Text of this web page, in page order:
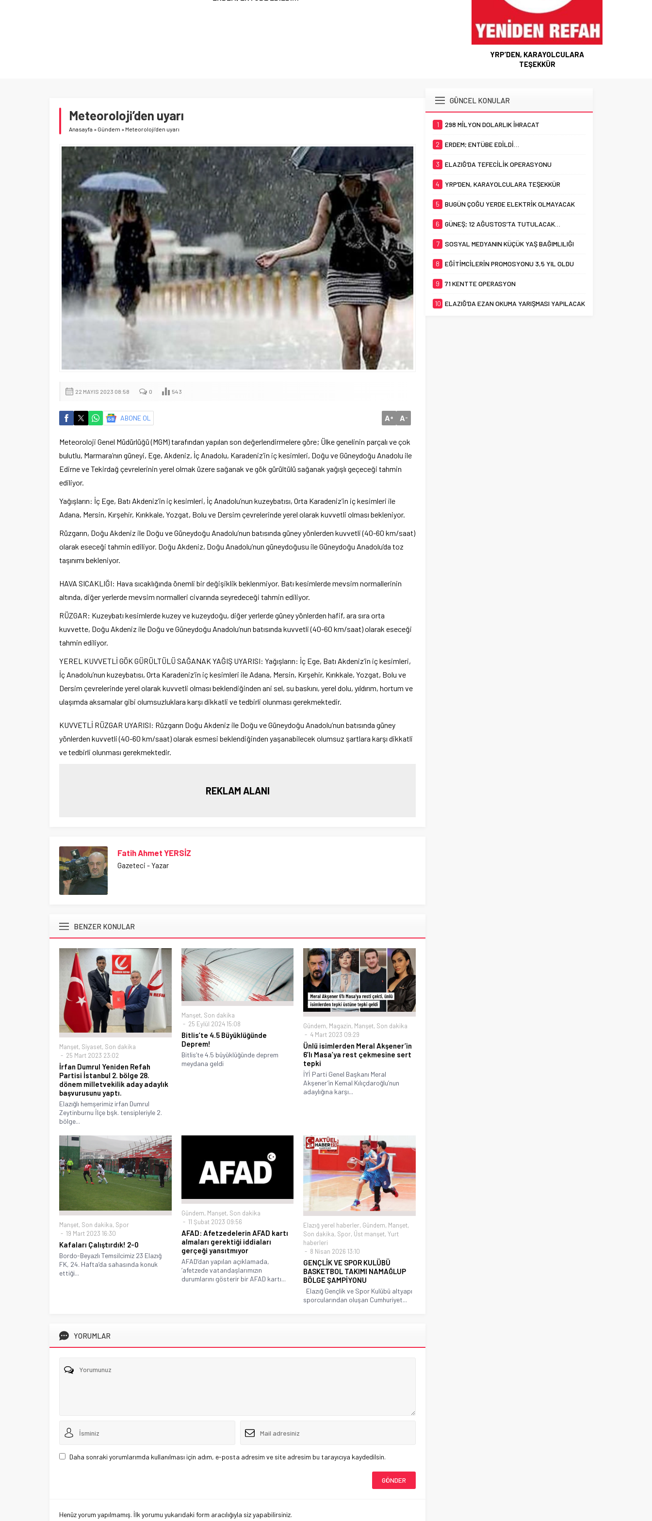
YRP’DEN, KARAYOLCULARA
TEŞEKKÜR
Meteoroloji’den uyarı
Anasayfa » Gündem » Meteoroloji’den uyarı
22 MAYIS 2023 08:58 0 543
ABONE OL A+ A-
Meteoroloji Genel Müdürlüğü (MGM) tarafından yapılan son değerlendirmelere göre; Ülke genelinin parçalı ve çok
bulutlu, Marmara’nın güneyi, Ege, Akdeniz, İç Anadolu, Karadeniz’in iç kesimleri, Doğu ve Güneydoğu Anadolu ile
Edirne ve Tekirdağ çevrelerinin yerel olmak üzere sağanak ve gök gürültülü sağanak yağışlı geçeceği tahmin
ediliyor.
Yağışların: İç Ege, Batı Akdeniz’in iç kesimleri, İç Anadolu’nun kuzeybatısı, Orta Karadeniz’in iç kesimleri ile
Adana, Mersin, Kırşehir, Kırıkkale, Yozgat, Bolu ve Dersim çevrelerinde yerel olarak kuvvetli olması bekleniyor.
Rüzgarın, Doğu Akdeniz ile Doğu ve Güneydoğu Anadolu’nun batısında güney yönlerden kuvvetli (40-60 km/saat)
olarak eseceği tahmin ediliyor. Doğu Akdeniz, Doğu Anadolu’nun güneydoğusu ile Güneydoğu Anadolu’da toz
taşınımı bekleniyor.
HAVA SICAKLIĞI: Hava sıcaklığında önemli bir değişiklik beklenmiyor. Batı kesimlerde mevsim normallerinin
altında, diğer yerlerde mevsim normalleri civarında seyredeceği tahmin ediliyor.
RÜZGAR: Kuzeybatı kesimlerde kuzey ve kuzeydoğu, diğer yerlerde güney yönlerden hafif, ara sıra orta
kuvvette, Doğu Akdeniz ile Doğu ve Güneydoğu Anadolu’nun batısında kuvvetli (40-60 km/saat) olarak eseceği
tahmin ediliyor.
YEREL KUVVETLİ GÖK GÜRÜLTÜLÜ SAĞANAK YAĞIŞ UYARISI: Yağışların: İç Ege, Batı Akdeniz’in iç kesimleri,
İç Anadolu’nun kuzeybatısı, Orta Karadeniz’in iç kesimleri ile Adana, Mersin, Kırşehir, Kırıkkale, Yozgat, Bolu ve
Dersim çevrelerinde yerel olarak kuvvetli olması beklendiğinden ani sel, su baskını, yerel dolu, yıldırım, hortum ve
ulaşımda aksamalar gibi olumsuzluklara karşı dikkatli ve tedbirli olunması gerekmektedir.
KUVVETLİ RÜZGAR UYARISI: Rüzgarın Doğu Akdeniz ile Doğu ve Güneydoğu Anadolu’nun batısında güney
yönlerden kuvvetli (40-60 km/saat) olarak esmesi beklendiğinden yaşanabilecek olumsuz şartlara karşı dikkatli
ve tedbirli olunması gerekmektedir.
REKLAM ALANI
Fatih Ahmet YERSİZ
Gazeteci - Yazar
BENZER KONULAR
Manşet, Siyaset, Son dakika
25 Mart 2023 23:02
İrfan Dumrul Yeniden Refah
Partisi İstanbul 2. bölge 28.
dönem milletvekilik aday adaylık
başvurusunu yaptı.
Elazığlı hemşerimiz irfan Dumrul
Zeytinburnu İlçe bşk. tensipleriyle 2.
bölge...
Manşet, Son dakika
25 Eylül 2024 15:08
Bitlis’te 4.5 Büyüklüğünde
Deprem!
Bitlis’te 4.5 büyüklüğünde deprem
meydana geldi
Gündem, Magazin, Manşet, Son dakika
4 Mart 2023 09:29
Ünlü isimlerden Meral Akşener’in
6’lı Masa’ya rest çekmesine sert
tepki
İYİ Parti Genel Başkanı Meral
Akşener’in Kemal Kılıçdaroğlu’nun
adaylığına karşı...
Manşet, Son dakika, Spor
19 Mart 2023 16:30
Kafaları Çalıştırdık! 2-0
Bordo-Beyazlı Temsilcimiz 23 Elazığ
FK, 24. Hafta’da sahasında konuk
ettiği...
Gündem, Manşet, Son dakika
11 Şubat 2023 09:56
AFAD: Afetzedelerin AFAD kartı
almaları gerektiği iddiaları
gerçeği yansıtmıyor
AFAD’dan yapılan açıklamada,
‘afetzede vatandaşlarımızın
durumlarını gösterir bir AFAD kartı...
Elazığ yerel haberler, Gündem, Manşet,
Son dakika, Spor, Üst manşet,Yurt
haberleri
8 Nisan 2026 13:10
GENÇLİK VE SPOR KULÜBÜ
BASKETBOL TAKIMI NAMAĞLUP
BÖLGE ŞAMPİYONU
Elazığ Gençlik ve Spor Kulübü altyapı
sporcularından oluşan Cumhuriyet...
YORUMLAR
Daha sonraki yorumlarımda kullanılması için adım, e-posta adresim ve site adresim bu tarayıcıya kaydedilsin.
Henüz yorum yapılmamış. İlk yorumu yukarıdaki form aracılığıyla siz yapabilirsiniz.
GÜNCEL KONULAR
1 298 MİLYON DOLARLIK İHRACAT
2 ERDEM; ENTÜBE EDİLDİ…
3 ELAZIĞ’DA TEFECİLİK OPERASYONU
4 YRP’DEN, KARAYOLCULARA TEŞEKKÜR
5 BUGÜN ÇOĞU YERDE ELEKTRİK OLMAYACAK
6 GÜNEŞ; 12 AĞUSTOS’TA TUTULACAK…
7 SOSYAL MEDYANIN KÜÇÜK YAŞ BAĞIMLILIĞI
8 EĞİTİMCİLERİN PROMOSYONU 3,5 YIL OLDU
9 71 KENTTE OPERASYON
10 ELAZIĞ’DA EZAN OKUMA YARIŞMASI YAPILACAK